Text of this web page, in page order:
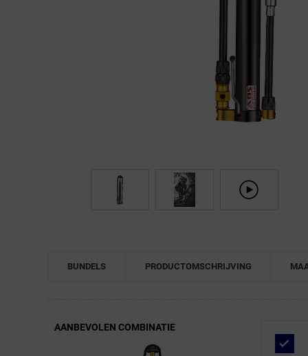
BUNDELS PRODUCTOMSCHRIJVING
← Terug naar productnavigatie
AANBEVOLEN COMBINATIE